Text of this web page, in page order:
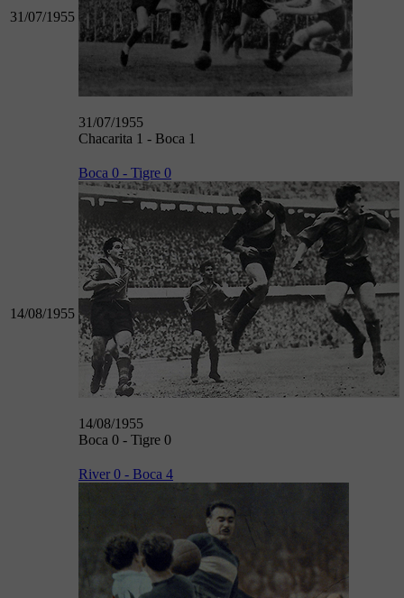
31/07/1955
31/07/1955
Chacarita 1 - Boca 1
14/08/1955
Boca 0 - Tigre 0
14/08/1955
Boca 0 - Tigre 0
River 0 - Boca 4